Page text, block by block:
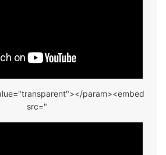
param><embed
src="